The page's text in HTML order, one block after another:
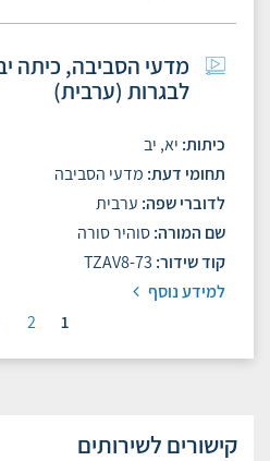
מדעי הסביבה, כיתה
לבגרות (ערבית)
כיתות יא, יב
תחומי דעת מדעי הסביבה
לדוברי שפה ערבית
שם המורהסוהיר סורה
קוד שידור TZAV8-73
למידע נוסף
1
2
קישורים לשירותים